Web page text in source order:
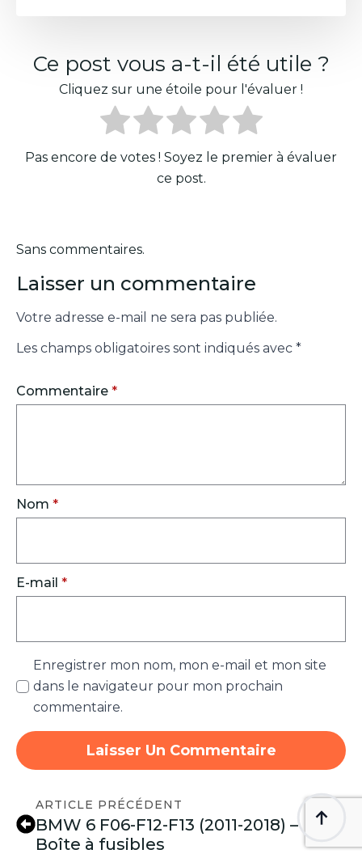
Ce post vous a-t-il été utile ?
Cliquez sur une étoile pour l'évaluer !
Pas encore de votes ! Soyez le premier à évaluer
ce post.
Sans commentaires.
Laisser un commentaire
Votre adresse e-mail ne sera pas publiée.
Les champs obligatoires sont indiqués avec *
Commentaire *
Nom *
E-mail *
Enregistrer mon nom, mon e-mail et mon site
dans le navigateur pour mon prochain
commentaire.
ARTICLE PRÉCÉDENT
BMW 6 F06-F12-F13 (2011-2018) –
Boîte à fusibles